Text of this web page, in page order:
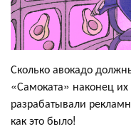
Сколько авокадо
«Самоката» наконец
разрабатывали
как это было!